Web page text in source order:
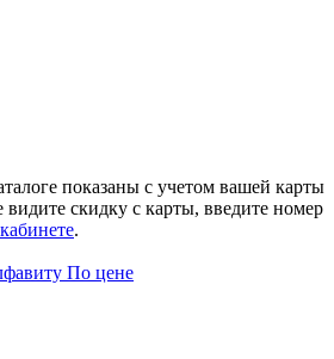
показаны с учетом вашей карты
скидку с карты, введите номер
.
По цене